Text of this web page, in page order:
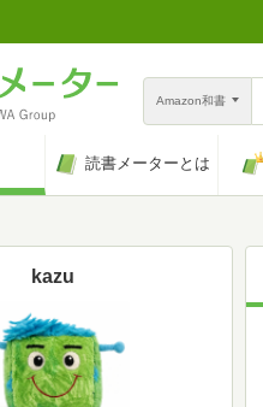
Amazon和書
読書メーターとは
kazu